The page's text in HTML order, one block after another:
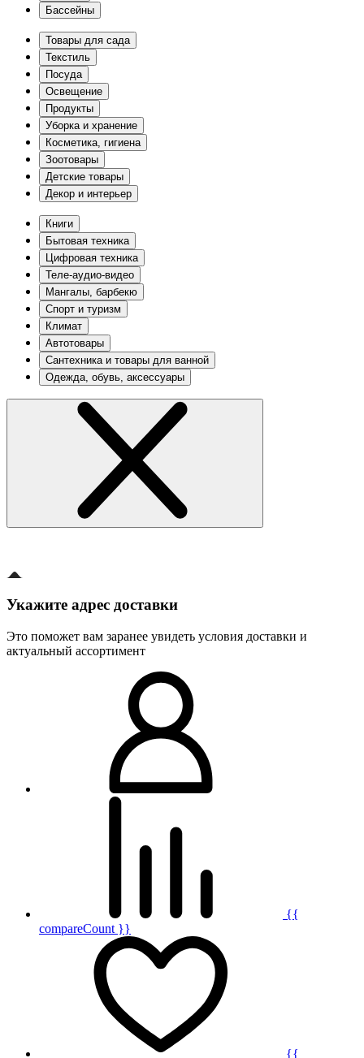
Бассейны
Товары для сада
Текстиль
Посуда
Освещение
Продукты
Уборка и хранение
Косметика, гигиена
Зоотовары
Детские товары
Декор и интерьер
Книги
Бытовая техника
Цифровая техника
Теле-аудио-видео
Мангалы, барбекю
Спорт и туризм
Климат
Автотовары
Сантехника и товары для ванной
Одежда, обувь, аксессуары
Укажите адрес доставки
Это поможет вам заранее увидеть условия доставки и
актуальный ассортимент
{{
compareCount }}
{{